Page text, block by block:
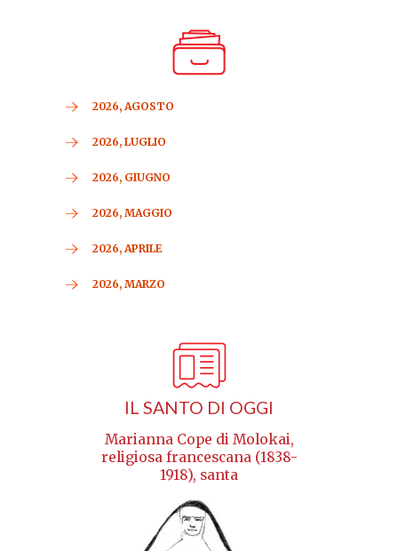
2026, AGOSTO
2026, LUGLIO
2026, GIUGNO
2026, MAGGIO
2026, APRILE
2026, MARZO
IL SANTO DI OGGI
Marianna Cope di Molokai,
religiosa francescana (1838-
1918), santa